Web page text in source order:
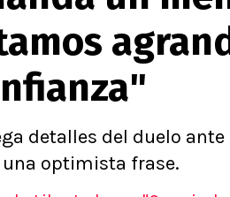
por el mundo
Fútbol
detalles del duelo ante
una optimista frase.